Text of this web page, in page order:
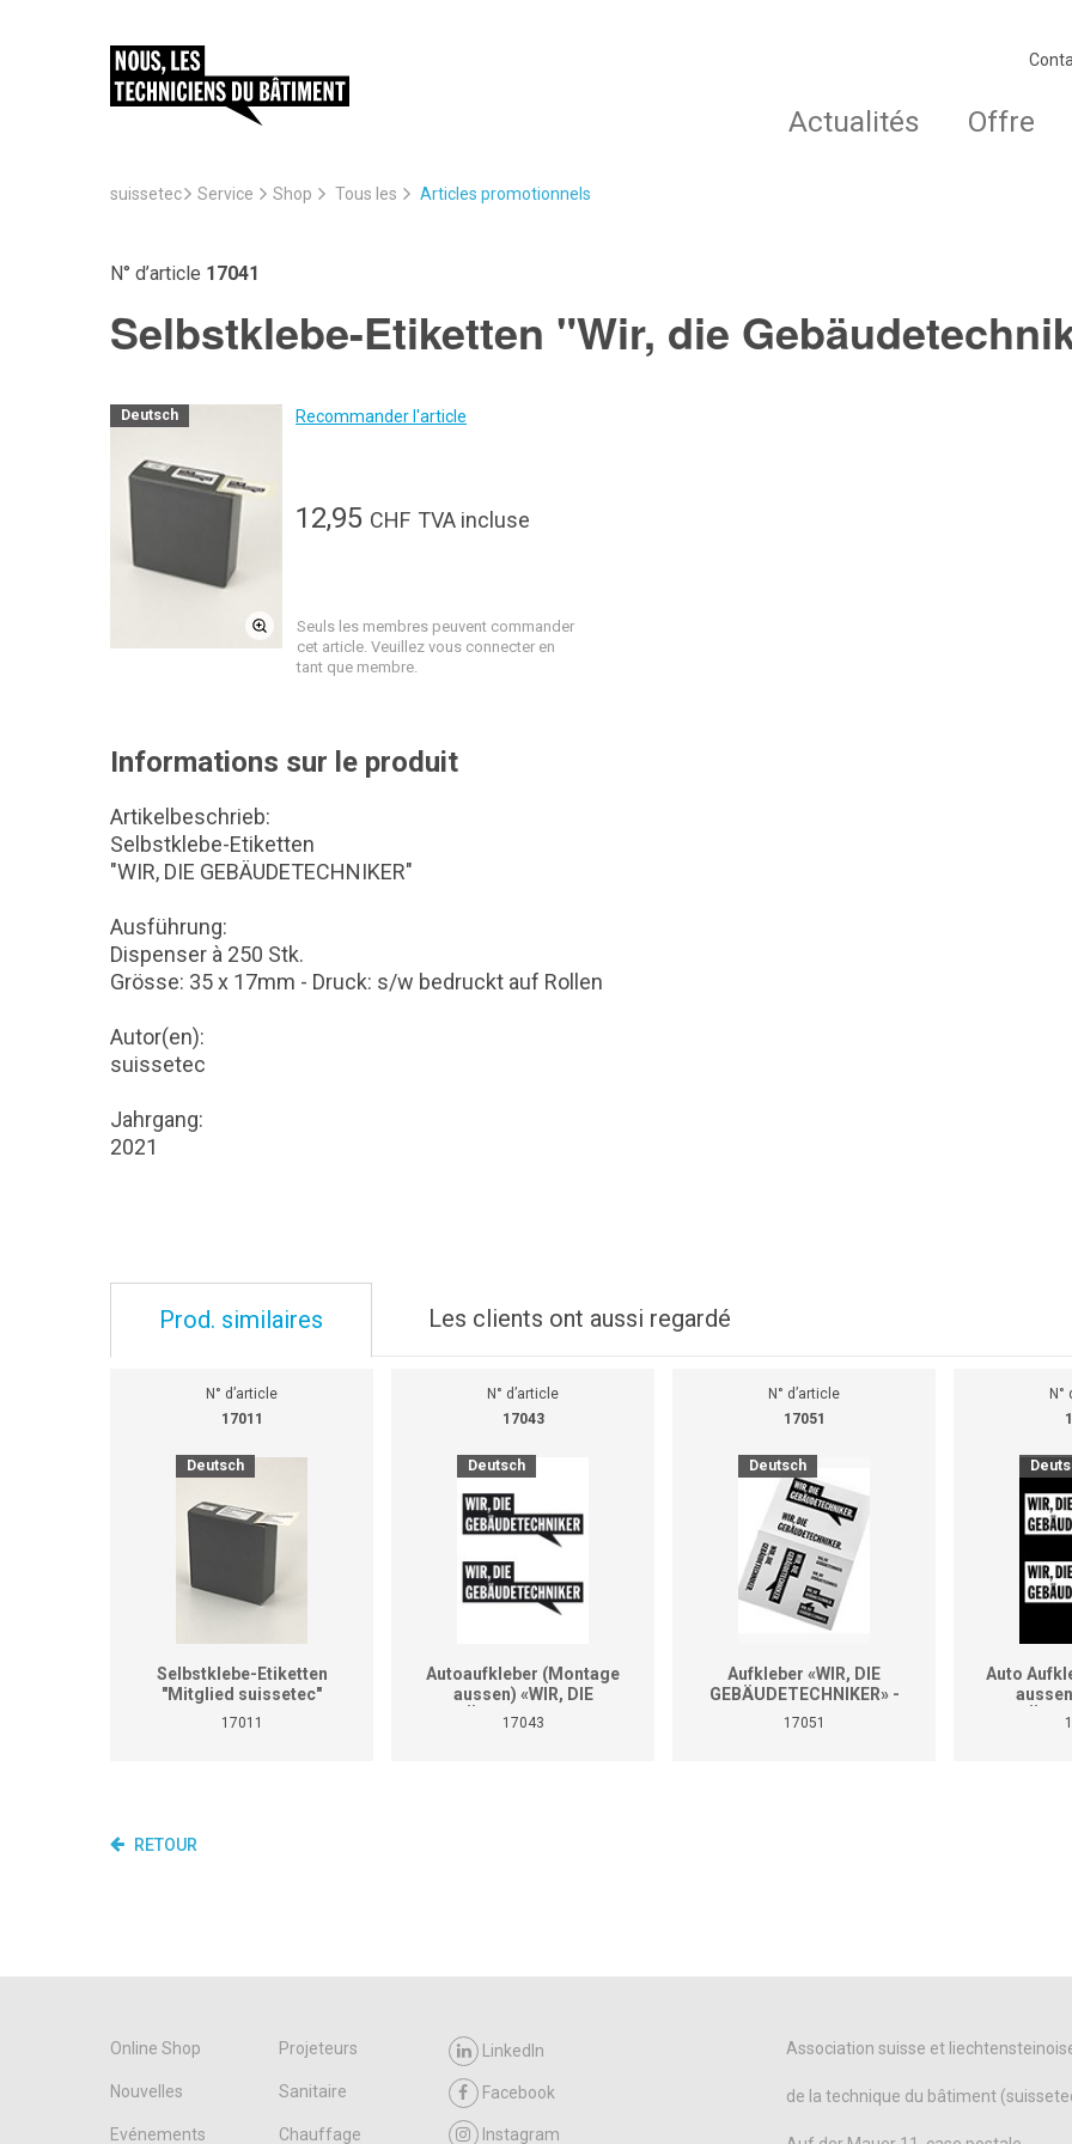
Actualités Offre
suissetec Service Shop Tous les Articles promotionnels
N° d’article 17041
Selbstklebe-Etiketten "Wir, die
Deutsch Recommander l'article
12,95 CHF TVA incluse
Seuls les membres peuvent commander
cet article. Veuillez vous connecter en
tant que membre.
Informations sur le produit
Artikelbeschrieb:
Selbstklebe-Etiketten
"WIR, DIE GEBÄUDETECHNIKER"
Ausführung:
Dispenser à 250 Stk.
Grösse: 35 x 17mm - Druck: s/w bedruckt auf Rollen
Autor(en):
suissetec
Jahrgang:
2021
Prod. similaires Les clients ont aussi regardé
N° d’article
17011
Deutsch
Selbstklebe-Etiketten
"Mitglied suissetec"
17011
N° d’article
17043
Deutsch
Autoaufkleber (Montage
aussen) «WIR, DIE
GEBÄUDETECHNIKER»
17043
N° d’article
17051
Deutsch
Aufkleber «WIR, DIE
GEBÄUDETECHNIKER» -
Diverse Grössen
17051
N°
Auto
RETOUR
Online Shop Projeteurs
Nouvelles Sanitaire
Evénements Chauffage
LinkedIn
Facebook
Instagram
Association suisse et
de la technique du bâtiment